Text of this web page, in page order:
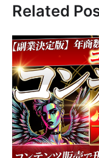
ー
シ
ョ
ン
Related